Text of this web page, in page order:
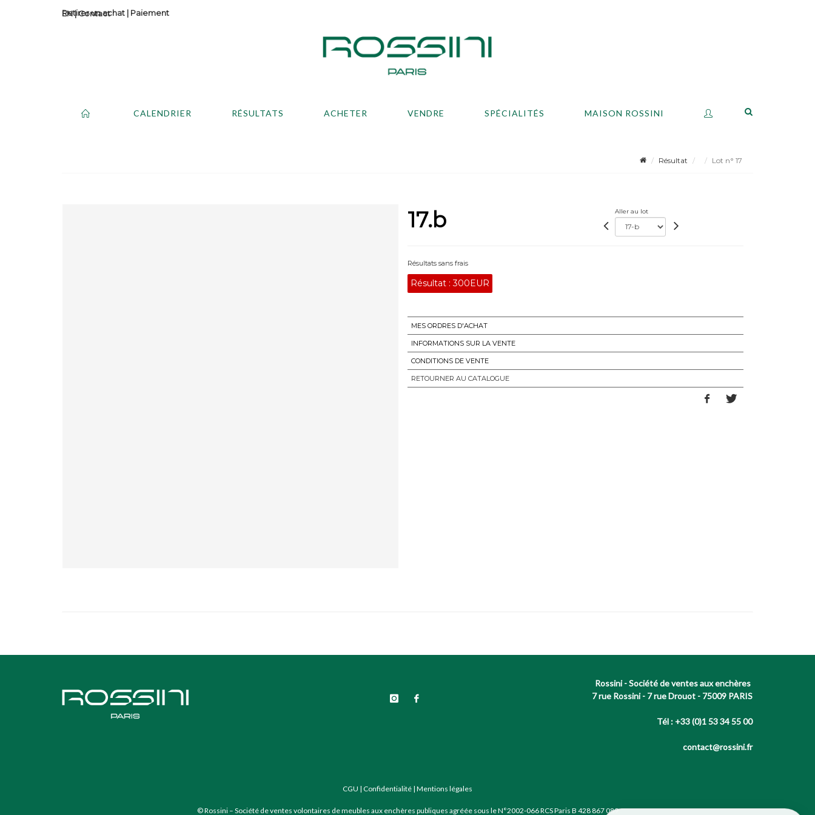
Contact
Retirer un achat | Paiement
CALENDRIER RÉSULTATS ACHETER VENDRE SPÉCIALITÉS MAISON ROSSINI
Résultat Lot n° 17
17.b Aller au lot
Résultats sans frais
Résultat :300EUR
MES ORDRES D'ACHAT
INFORMATIONS SUR LA VENTE
CONDITIONS DE VENTE
RETOURNER AU CATALOGUE
Rossini - Société de ventes aux enchères
7 rue Rossini - 7 rue Drouot - 75009 PARIS
Tél : +33 (0)1 53 34 55 00
contact@rossini.fr
CGU | Confidentialité | Mentions légales
© Rossini – Société de ventes volontaires de meubles aux enchères publiques agréée sous le N°2002-066 RCS Paris B 428 867 089